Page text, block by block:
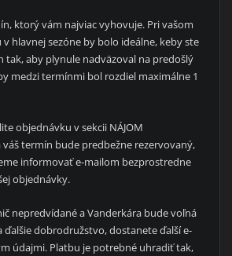
ktorý vám najviac vyhovuje. Pri vašom
hlavnej sezóne by bolo ideálne, keby ste
tak, aby plynule nadväzoval na predošlý
medzi termínmi bol rozdiel maximálne 1
objednávku v sekcii NÁJOM
váš termín bude predbežne rezervovaný,
informovať e-mailom bezprostredne
objednávky.
nepredvídané a Vanderkára bude voľná
ďalšie dobrodružstvo, dostanete ďalší e-
údajmi. Platbu je potrebné uhradiť tak,